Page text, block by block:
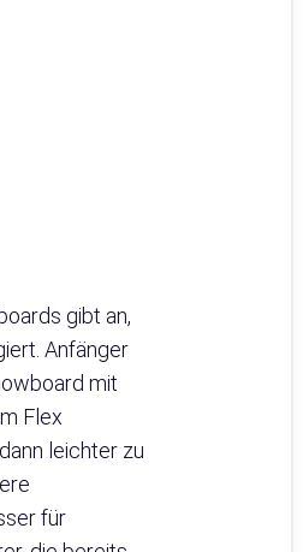
gibt an,
Anfänger
mit
Flex
leichter zu
für